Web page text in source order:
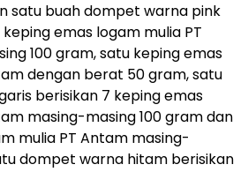
satu buah dompet warna pink
emas logam mulia PT
100 gram, satu keping emas
dengan berat 50 gram, satu
berisikan 7 keping emas
masing-masing 100 gram dan
mulia PT Antam masing-
dompet warna hitam berisikan